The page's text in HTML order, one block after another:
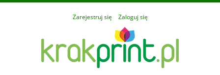
Zarejestruj się Zaloguj się